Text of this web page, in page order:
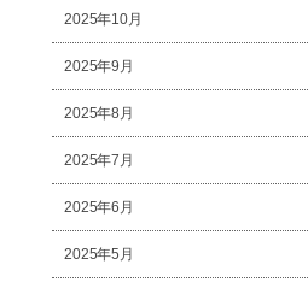
2025年10月
2025年9月
2025年8月
2025年7月
2025年6月
2025年5月